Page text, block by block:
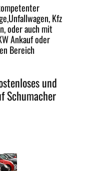
Unfallwagen, Kfz
, oder auch mit
Ankauf oder
Bereich
und
Schumacher